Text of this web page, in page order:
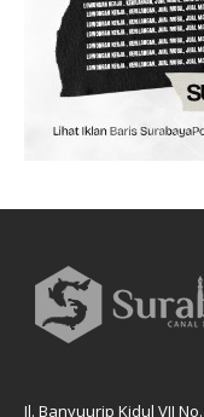
Jl. Banyuurip Kidul VII